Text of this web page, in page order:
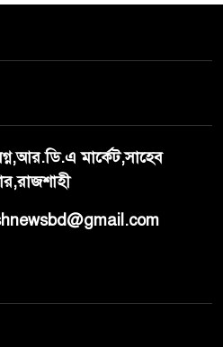
মার্কেট,সাহেব